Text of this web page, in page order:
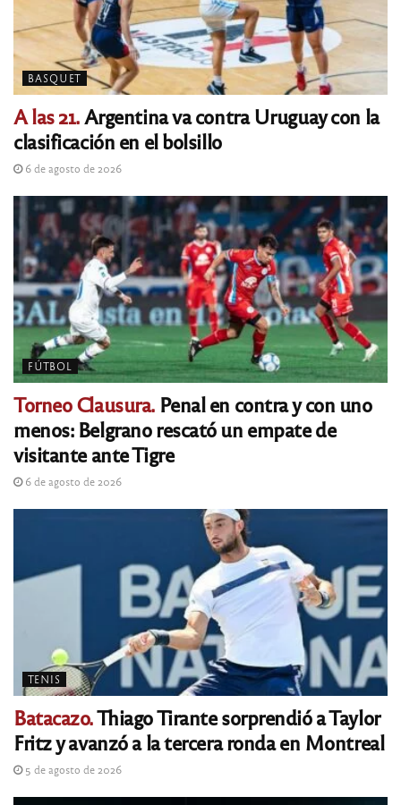
BASQUET
A las 21. Argentina va contra Uruguay con la
clasificación en el bolsillo
6 de agosto de 2026
FÚTBOL
Torneo Clausura.Penal en contra y con uno
menos: Belgrano rescató un empate de
visitante ante Tigre
6 de agosto de 2026
TENIS
Batacazo.Thiago Tirante sorprendió a Taylor
Fritz y avanzó a la tercera ronda en Montreal
5 de agosto de 2026